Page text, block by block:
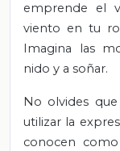
emprende el
viento en tu
Imagina las
nido y a soñar.
No olvides
utilizar la
conocen